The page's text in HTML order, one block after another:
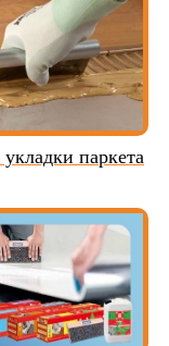
паркета